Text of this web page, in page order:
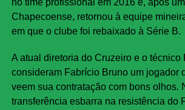
no time profissional em 2016 e, após
Chapecoense, retornou à equipe
em que o clube foi rebaixado à Série B.
A atual diretoria do Cruzeiro e o técnico
consideram Fabrício Bruno um jogador
veem sua contratação com bons olhos.
transferência esbarra na resistência do